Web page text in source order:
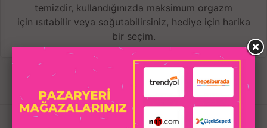
temizdir, kullandığınızda maksimum orgazm
için ısıtabilir veya soğutabilirsiniz, hediye için harika
bir seçim.
Cam malzemenin yüzeyi pürüzsüz, sıcaklık 1800
derece altında profesyonel işçi tarafından yapılır.
Temizlemesi kolay, simülasyon tasarımı, parlak renk,
yumru stimülasyonu.
10 titreşim modlu Mini Bullet Vibratör; klitoris, anal,
İLGILI
ÜRÜNLER